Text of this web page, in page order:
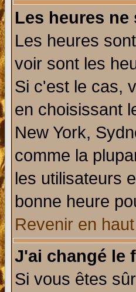
Les heures
Les heures
voir sont les
Si c'est le cas,
en choisissant
New York,
comme la
les utilisateurs
bonne heure
Revenir en
J'ai changé le
Si vous êtes